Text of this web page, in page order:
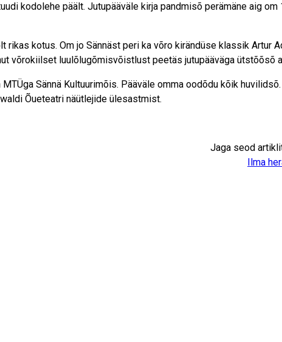
kodolehe päält. Jutupääväle kirja pandmisõ perämäne aig om
rikas kotus. Om jo Sännäst peri ka võro kirändüse klassik Artur
võrokiilset luulõlugõmisvõistlust peetäs jutupääväga ütstõõsõ
Sännä Kultuurimõis. Pääväle omma oodõdu kõik
Õueteatri näütlejide ülesastmist.
Jaga seod
Ilma